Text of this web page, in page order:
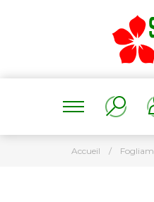
Accueil /